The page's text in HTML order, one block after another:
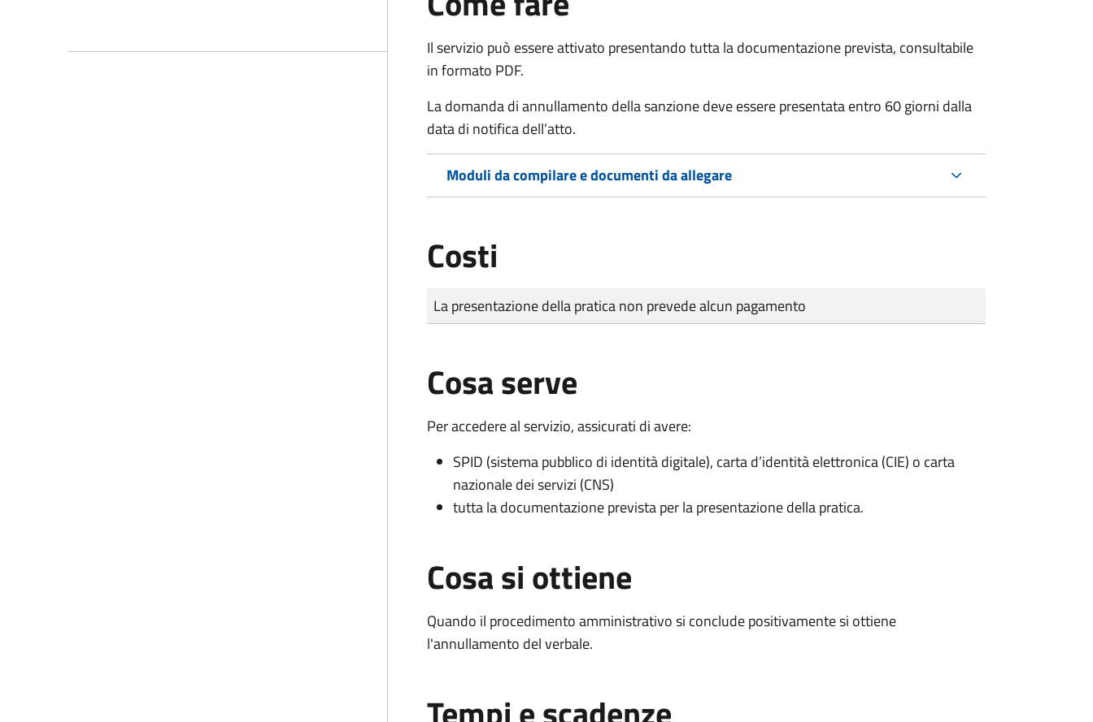
Il servizio può essere attivato presentando tutta la documentazione prevista, consultabile
in formato PDF.
La domanda di annullamento della sanzione deve essere presentata entro 60 giorni dalla
data di notifica dell’atto.
Moduli da compilare e documenti da allegare
Costi
Tipo di pagamento
Importo
La presentazione della pratica non prevede alcun pagamento
Cosa serve
Per accedere al servizio, assicurati di avere:
SPID (sistema pubblico di identità digitale), carta d’identità elettronica (CIE) o carta
nazionale dei servizi (CNS)
tutta la documentazione prevista per la presentazione della pratica.
Cosa si ottiene
Quando il procedimento amministrativo si conclude positivamente si ottiene
l'annullamento del verbale.